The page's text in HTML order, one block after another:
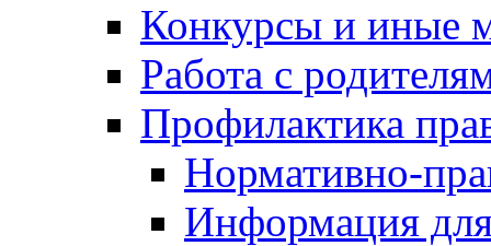
Конкурсы и иные
Работа с
Профилактика
Нормативно-
Информация для